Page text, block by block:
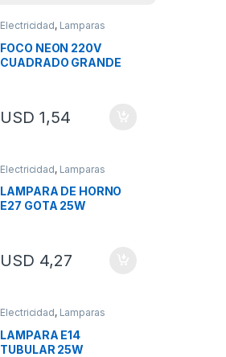
Electricidad, Lamparas
FOCO NEON 220V
CUADRADO GRANDE
USD 1,54
Electricidad, Lamparas
LAMPARA DE HORNO
E27 GOTA 25W
USD 4,27
Electricidad, Lamparas
LAMPARA E14
TUBULAR 25W